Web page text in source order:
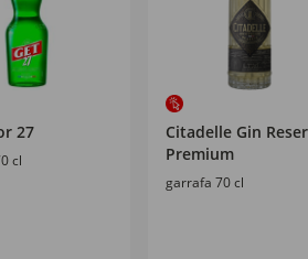
27
cl
Citadelle Gin
Premium
garrafa 70 cl